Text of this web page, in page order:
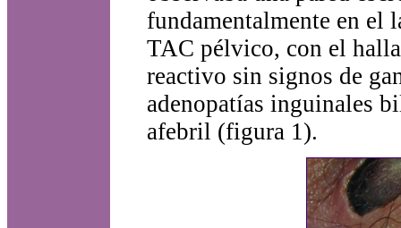
fundamentalmente en el
TAC pélvico, con el
reactivo sin signos de
adenopatías inguinales
afebril (figura 1).